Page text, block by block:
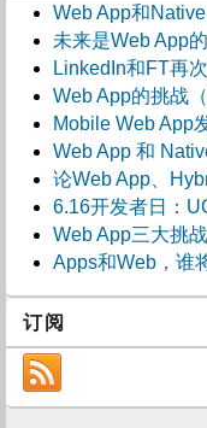
Web App和
未来是Web App
LinkedIn和FT再
Web App的挑战
Mobile Web App
Web App 和
论Web App、
6.16开发者日：
Web App三大挑
Apps和Web，谁
订阅